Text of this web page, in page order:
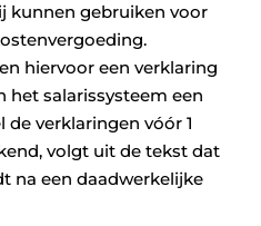
kunnen gebruiken voor
hiervoor een verklaring
het salarissysteem een
de verklaringen vóór 1
volgt uit de tekst dat
na een daadwerkelijke